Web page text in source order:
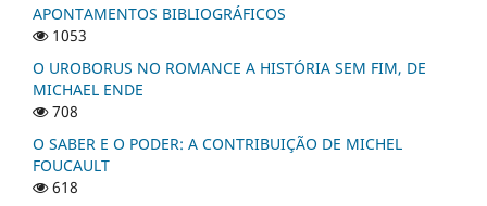
APONTAMENTOS BIBLIOGRÁFICOS
1053
O UROBORUS NO ROMANCE A HISTÓRIA SEM FIM, DE
MICHAEL ENDE
708
O SABER E O PODER: A CONTRIBUIÇÃO DE MICHEL
FOUCAULT
618